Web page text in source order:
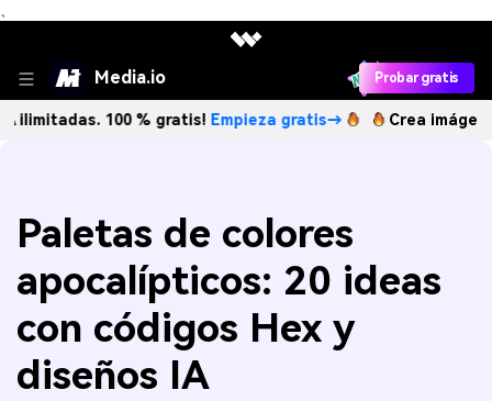
、
Media.io Probar gratis
100 % gratis! Empieza gratis→ Crea imágenes IA
Paletas de colores
apocalípticos: 20 ideas
con códigos Hex y
diseños IA